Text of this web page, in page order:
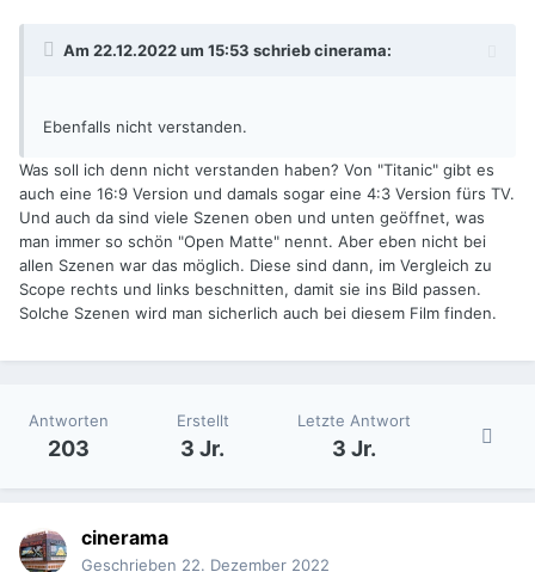
Am 22.12.2022 um 15:53 schriebcinerama:
Ebenfalls nicht verstanden.
Was soll ich denn nicht verstanden haben? Von "Titanic" gibt es
auch eine 16:9 Version und damals sogar eine 4:3 Version fürs TV.
Und auch da sind viele Szenen oben und unten geöffnet, was
man immer so schön "Open Matte" nennt. Aber eben nicht bei
allen Szenen war das möglich. Diese sind dann, im Vergleich zu
Scope rechts und links beschnitten, damit sie ins Bild passen.
Solche Szenen wird man sicherlich auch bei diesem Film finden.
Antworten
203
Erstellt
3 Jr.
Letzte Antwort
3 Jr.
cinerama
Geschrieben 22. Dezember 2022